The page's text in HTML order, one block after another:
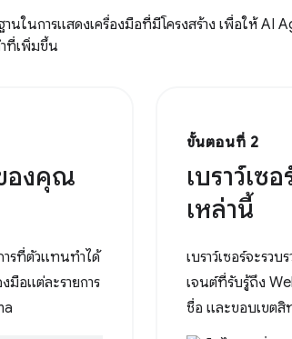
ในการแสดงเครื่องมือที่มีโครงสร้าง เพื่อให้ AI
ที่เพิ่มขึ้น
องคุณ
ารที่ตัวแทนทำได้
มือแต่ละรายการ
ขั้นตอนที่ 2
เบราว์เซ
เหล่านี้
เบราว์เซอร์จะรว
เจนต์ที่รับรู้ถึง
ชื่อ และขอบเขตสิ